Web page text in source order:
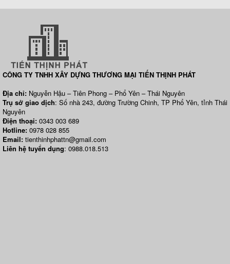
CÔNG TY TNHH XÂY DỰNG THƯƠNG MẠI TIẾN THỊNH PHÁT
Địa chỉ: Nguyễn Hậu – Tiên Phong – Phổ Yên – Thái Nguyên
Trụ sở giao dịch: Số nhà 243, đường Trường Chinh, TP Phổ Yên, tỉnh Thái
Nguyên
Điện thoại: 0343 003 689
Hotline: 0978 028 855
Email: tienthinhphattn@gmail.com
Liên hệ tuyển dụng: 0988.018.513